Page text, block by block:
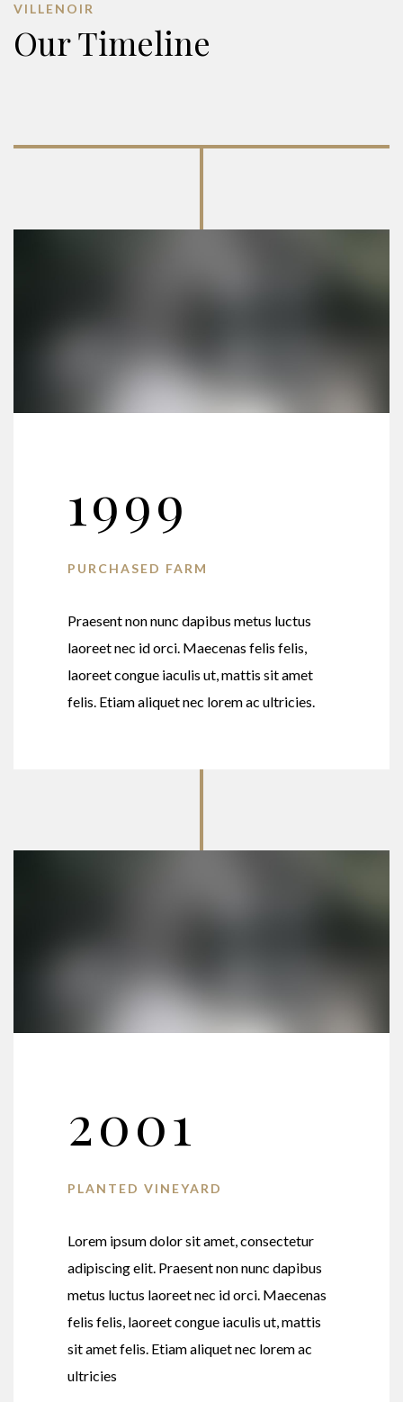
VILLENOIR
Our Timeline
PURCHASED FARM
Praesent non nunc dapibus metus luctus
laoreet nec id orci. Maecenas felis felis,
laoreet congue iaculis ut, mattis sit amet
felis. Etiam aliquet nec lorem ac ultricies.
1999
PLANTED VINEYARD
Lorem ipsum dolor sit amet, consectetur
adipiscing elit. Praesent non nunc dapibus
metus luctus laoreet nec id orci. Maecenas
felis felis, laoreet congue iaculis ut, mattis
sit amet felis. Etiam aliquet nec lorem ac
ultricies
2001